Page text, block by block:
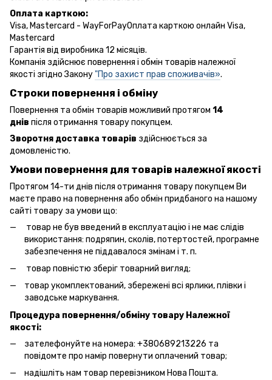
Оплата карткою:
Visa, Mastercard - WayForPayОплата карткою онлайн Visa,
Mastercard
Гарантія від виробника 12 місяців.
Компанія здійснює повернення і обмін товарів належної
якості згідно Закону"Про захист прав споживачів».
Строки повернення і обміну
Повернення та обмін товарів можливий протягом 14
днів після отримання товару покупцем.
Зворотня доставка товарів здійснюється за
домовленістю.
Умови повернення для товарів належної якості
Протягом 14-ти днів після отримання товару покупцем Ви
маєте право на повернення або обмін придбаного на нашому
сайті товару за умови що:
товар не був введений в експлуатацію і не має слідів
використання: подряпин, сколів, потертостей, програмне
забезпечення не піддавалося змінам і т. п.
товар повністю зберіг товарний вигляд;
товар укомплектований, збережені всі ярлики, плівки і
заводське маркування.
Процедура повернення/обміну товару Належної
якості:
зателефонуйте на номера: +380689213226 та
повідомте про намір повернути оплачений товар;
надішліть нам товар перевізником Нова Пошта.